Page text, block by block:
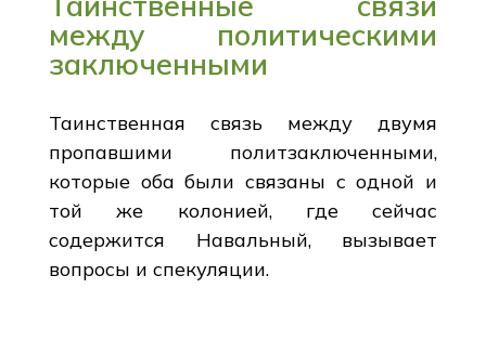
между политическими
заключенными
Таинственная связь между двумя
пропавшими политзаключенными,
которые оба были связаны с одной и
той же колонией, где сейчас
содержится Навальный, вызывает
вопросы и спекуляции.